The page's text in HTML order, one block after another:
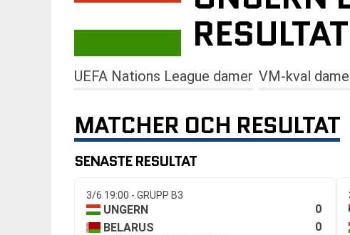
RESULTAT
UEFA Nations League damer VM-kval
MATCHER OCH RESULTAT
SENASTE RESULTAT
3/6 19:00 - GRUPP B3
UNGERN
0
BELARUS
0